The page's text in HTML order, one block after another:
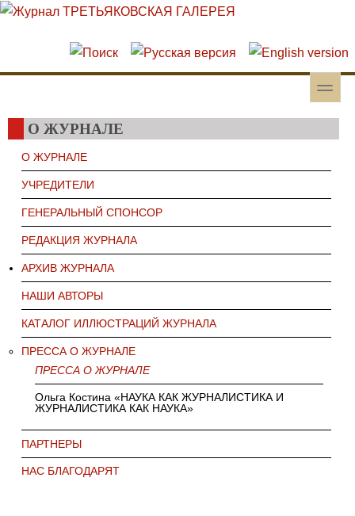
Перейти к основному содержанию
Skip to search
toggle
О ЖУРНАЛЕ
О ЖУРНАЛЕ
УЧРЕДИТЕЛИ
ГЕНЕРАЛЬНЫЙ СПОНСОР
РЕДАКЦИЯ ЖУРНАЛА
АРХИВ ЖУРНАЛА
НАШИ АВТОРЫ
КАТАЛОГ ИЛЛЮСТРАЦИЙ ЖУРНАЛА
ПРЕССА О ЖУРНАЛЕ
ПРЕССА О ЖУРНАЛЕ
Ольга Костина «НАУКА КАК ЖУРНАЛИСТИКА И
ЖУРНАЛИСТИКА КАК НАУКА»
ПАРТНЕРЫ
НАС БЛАГОДАРЯТ